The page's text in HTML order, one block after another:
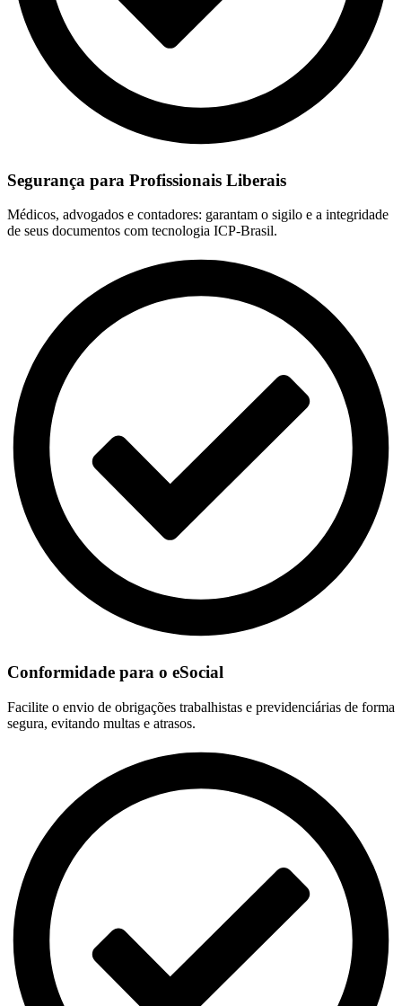
Segurança para Profissionais Liberais
Médicos, advogados e contadores: garantam o sigilo e a integridade
de seus documentos com tecnologia ICP-Brasil.
Conformidade para o eSocial
Facilite o envio de obrigações trabalhistas e previdenciárias de forma
segura, evitando multas e atrasos.